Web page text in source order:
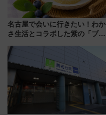
名古屋で会いに行きたい！わか
さ生活とコラボした紫の「ブル
売